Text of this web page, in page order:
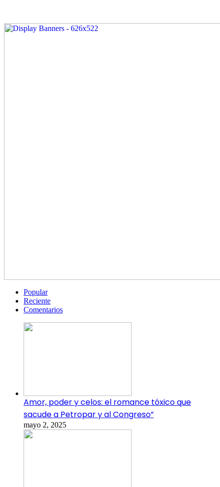
Popular
Reciente
Comentarios
Amor, poder y celos: el romance tóxico que
sacude a Petropar y al Congreso”
mayo 2, 2025